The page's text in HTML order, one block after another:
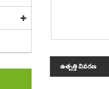
ఉత్పత్తి వివరణ